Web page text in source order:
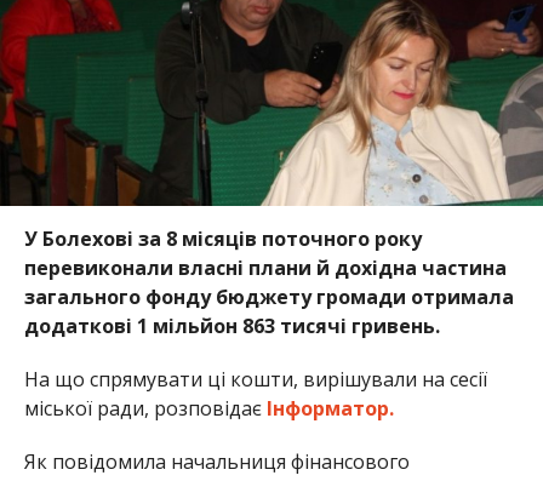
У Болехові за 8 місяців поточного року
перевиконали власні плани й дохідна частина
загального фонду бюджету громади отримала
додаткові 1 мільйон 863 тисячі гривень.
На що спрямувати ці кошти, вирішували на сесії
міської ради, розповідає Інформатор.
Як повідомила начальниця фінансового